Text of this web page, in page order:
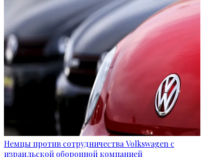
Немцы против сотрудничества Volkswagen с
израильской оборонной компанией